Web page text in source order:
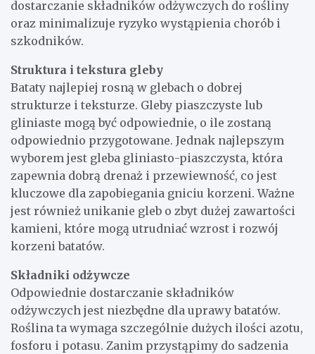
dostarczanie składników odżywczych do rośliny
oraz minimalizuje ryzyko wystąpienia chorób i
szkodników.
Struktura i tekstura gleby
Bataty najlepiej rosną w glebach o dobrej
strukturze i teksturze. Gleby piaszczyste lub
gliniaste mogą być odpowiednie, o ile zostaną
odpowiednio przygotowane. Jednak najlepszym
wyborem jest gleba gliniasto-piaszczysta, która
zapewnia dobrą drenaż i przewiewność, co jest
kluczowe dla zapobiegania gniciu korzeni. Ważne
jest również unikanie gleb o zbyt dużej zawartości
kamieni, które mogą utrudniać wzrost i rozwój
korzeni batatów.
Składniki odżywcze
Odpowiednie dostarczanie składników
odżywczych jest niezbędne dla uprawy batatów.
Roślina ta wymaga szczególnie dużych ilości azotu,
fosforu i potasu. Zanim przystąpimy do sadzenia